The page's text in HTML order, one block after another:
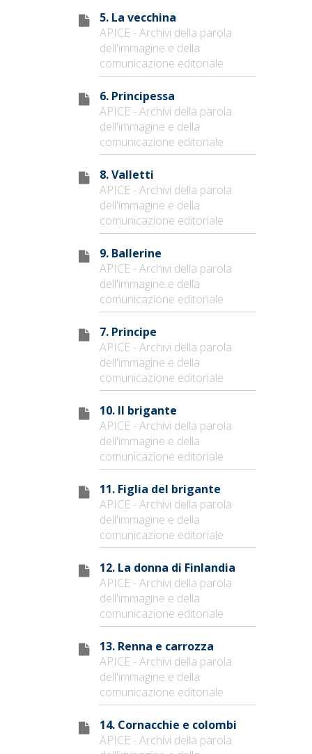
5. La vecchina
APICE - Archivi della parola
dell'immagine e della
comunicazione editoriale
6. Principessa
APICE - Archivi della parola
dell'immagine e della
comunicazione editoriale
8. Valletti
APICE - Archivi della parola
dell'immagine e della
comunicazione editoriale
9. Ballerine
APICE - Archivi della parola
dell'immagine e della
comunicazione editoriale
7. Principe
APICE - Archivi della parola
dell'immagine e della
comunicazione editoriale
10. Il brigante
APICE - Archivi della parola
dell'immagine e della
comunicazione editoriale
11. Figlia del brigante
APICE - Archivi della parola
dell'immagine e della
comunicazione editoriale
12. La donna di Finlandia
APICE - Archivi della parola
dell'immagine e della
comunicazione editoriale
13. Renna e carrozza
APICE - Archivi della parola
dell'immagine e della
comunicazione editoriale
14. Cornacchie e colombi
APICE - Archivi della parola